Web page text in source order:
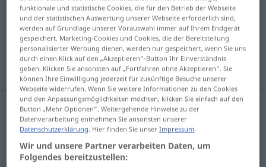
Übersicht aller Übersetzungen
(Für mehr Details die Übersetzung anklicken/antippen)
Celsius
Celsiusm celzij
funktionale und statistische Cookies, die für den Betrieb der Webseite
und der statistischen Auswertung unserer Webseite erforderlich sind,
werden auf Grundlage unserer Vorauswahl immer auf Ihrem Endgerät
gespeichert. Marketing-Cookies und Cookies, die der Bereitstellung
personalisierter Werbung dienen, werden nur gespeichert, wenn Sie uns
durch einen Klick auf den „Akzeptieren“-Button Ihr Einverständnis
geben. Klicken Sie ansonsten auf „Fortfahren ohne Akzeptieren“. Sie
können Ihre Einwilligung jederzeit für zukünftige Besuche unserer
Webseite widerrufen. Wenn Sie weitere Informationen zu den Cookies
und den Anpassungsmöglichkeiten möchten, klicken Sie einfach auf den
Button „Mehr Optionen“. Weitergehende Hinweise zu der
Datenverarbeitung entnehmen Sie ansonsten unserer
Datenschutzerklärung . Hier finden Sie unserImpressum
Wir und unsere Partner verarbeiten Daten, um
Folgendes bereitzustellen: